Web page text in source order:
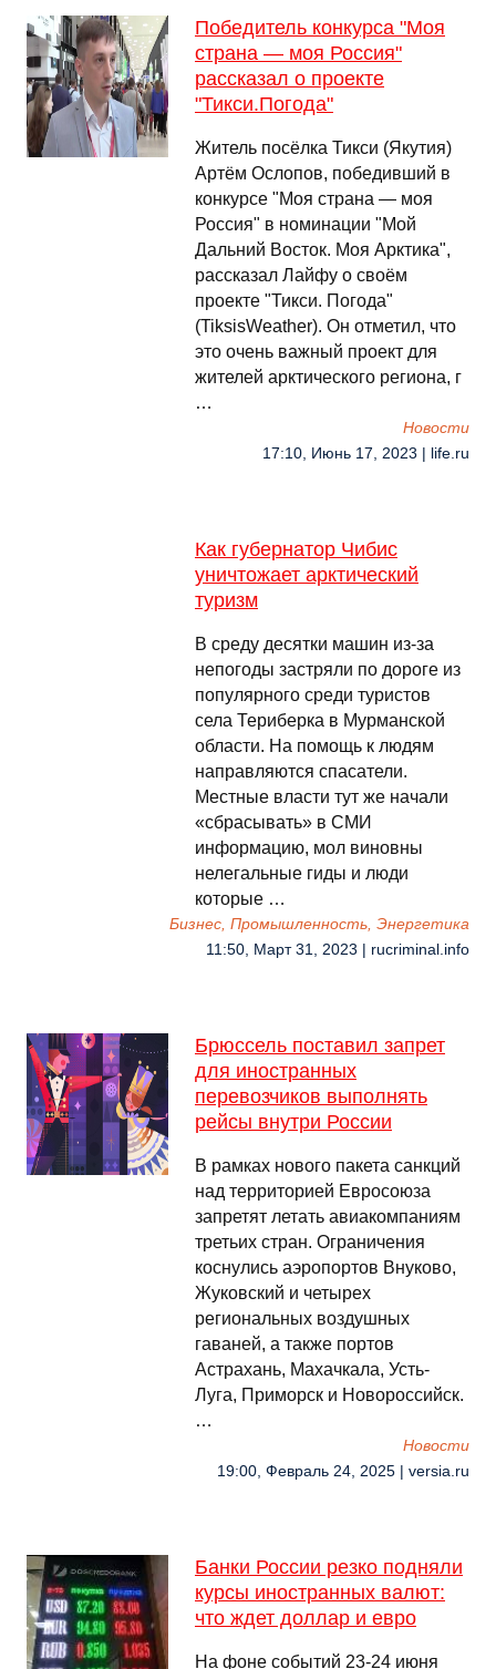
Победитель конкурса "Моя
страна — моя Россия"
рассказал о проекте
"Тикси.Погода"
Житель посёлка Тикси (Якутия)
Артём Ослопов, победивший в
конкурсе "Моя страна — моя
Россия" в номинации "Мой
Дальний Восток. Моя Арктика",
рассказал Лайфу о своём
проекте "Тикси. Погода"
(TiksisWeather). Он отметил, что
это очень важный проект для
жителей арктического региона, г
…
Новости
17:10, Июнь 17, 2023 | life.ru
Как губернатор Чибис
уничтожает арктический
туризм
В среду десятки машин из-за
непогоды застряли по дороге из
популярного среди туристов
села Териберка в Мурманской
области. На помощь к людям
направляются спасатели.
Местные власти тут же начали
«сбрасывать» в СМИ
информацию, мол виновны
нелегальные гиды и люди
которые …
Бизнес, Промышленность, Энергетика
11:50, Март 31, 2023 | rucriminal.info
Брюссель поставил запрет
для иностранных
перевозчиков выполнять
рейсы внутри России
В рамках нового пакета санкций
над территорией Евросоюза
запретят летать авиакомпаниям
третьих стран. Ограничения
коснулись аэропортов Внуково,
Жуковский и четырех
региональных воздушных
гаваней, а также портов
Астрахань, Махачкала, Усть-
Луга, Приморск и Новороссийск.
…
Новости
19:00, Февраль 24, 2025 | versia.ru
Банки России резко подняли
курсы иностранных валют:
что ждет доллар и евро
На фоне событий 23-24 июня